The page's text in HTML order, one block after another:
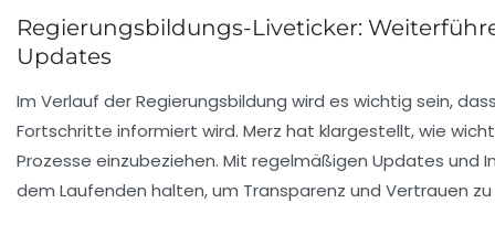
Regierungsbildungs-Liveticker:
Updates
Im Verlauf der Regierungsbildung wird es wichtig sein,
Fortschritte informiert wird. Merz hat klargestellt, wie
Prozesse einzubeziehen. Mit regelmäßigen Updates und
dem Laufenden halten, um Transparenz und Vertrauen